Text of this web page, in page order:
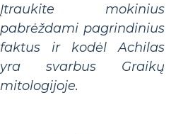
Įtraukite mokinius
pabrėždami pagrindinius
faktus ir kodėl Achilas
yra svarbus Graikų
mitologijoje.